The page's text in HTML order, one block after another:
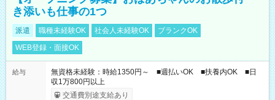
き添いも仕事の1つ
派遣 職種未経験OK 社会人未経験OK
ブランクOK
WEB登録・面接OK
給与
無資格未経験：時給1350円～ ■週払いOK ■扶養内OK ■日
収1万800円以上
交通費別途支給あり